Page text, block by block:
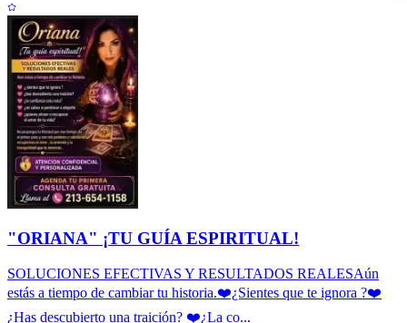
"ORIANA" ¡TU GUÍA ESPIRITUAL!
SOLUCIONES EFECTIVAS Y RESULTADOS REALESAún
estás a tiempo de cambiar tu historia.❤️¿Sientes que te ignora ?❤️
¿Has descubierto una traición? ❤️¿La co...